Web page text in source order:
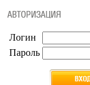
Логин
Пароль